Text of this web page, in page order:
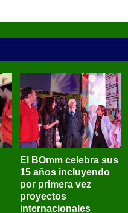
El BOmm celebra sus
15 años incluyendo
por primera vez
proyectos
internacionales